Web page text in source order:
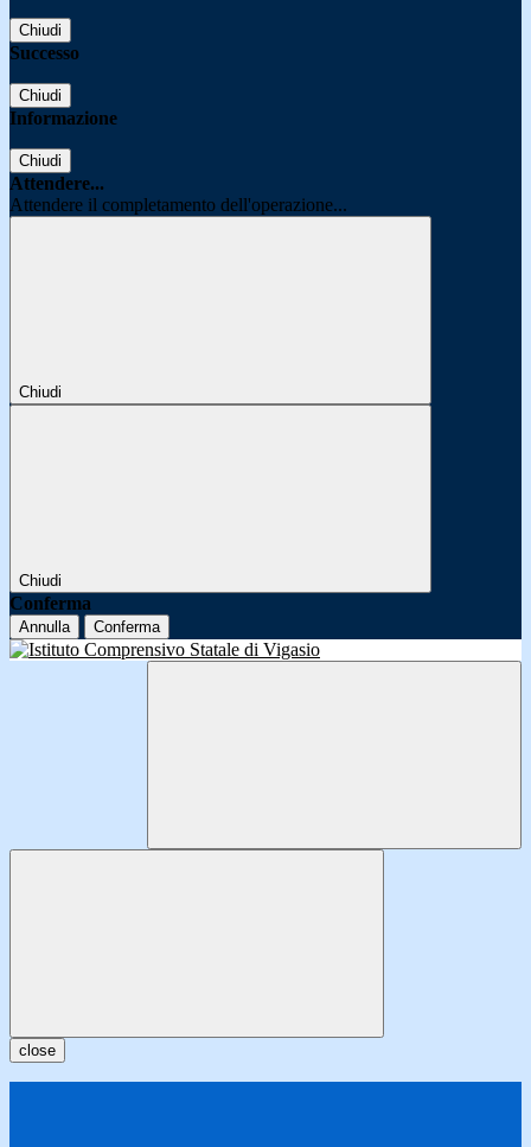
Chiudi
Successo
Chiudi
Informazione
Chiudi
Attendere...
Attendere il completamento dell'operazione...
Chiudi
Chiudi
Conferma
Annulla Conferma
close